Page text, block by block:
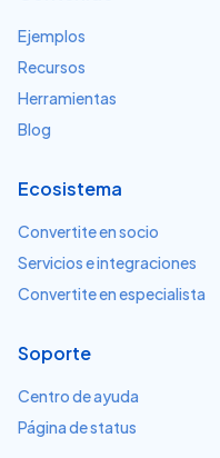
Ejemplos
Recursos
Herramientas
Blog
Ecosistema
Convertite en socio
Servicios e integraciones
Convertite en especialista
Soporte
Centro de ayuda
Página de status